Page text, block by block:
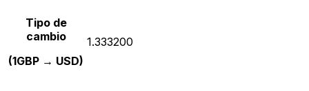
Tipo de
cambio
(1GBP → USD)
1.333200